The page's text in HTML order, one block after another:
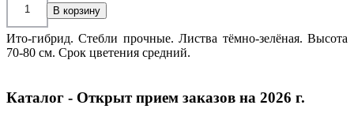
Ито-гибрид. Стебли прочные. Листва тёмно-зелёная. Высота
70-80 см. Срок цветения средний.
Каталог - Открыт прием заказов на 2026 г.